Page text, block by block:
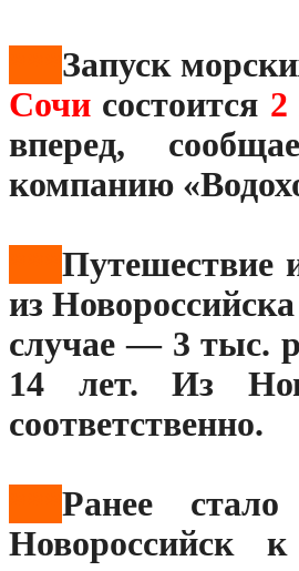
Запуск
Сочи состоится 2
вперед,
компанию
Путешествие
из
случае — 3 тыс.
14 лет. Из
соответственно.
Ранее
Новороссийск